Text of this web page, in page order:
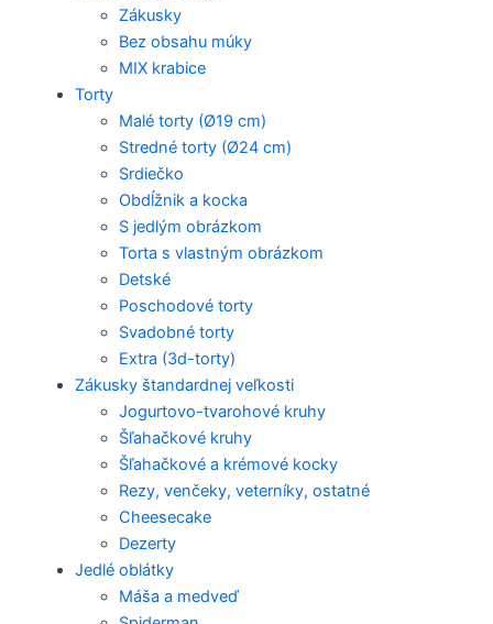
Zákusky
Bez obsahu múky
MIX krabice
Torty
Malé torty (Ø19 cm)
Stredné torty (Ø24 cm)
Srdiečko
Obdĺžnik a kocka
S jedlým obrázkom
Torta s vlastným obrázkom
Detské
Poschodové torty
Svadobné torty
Extra (3d-torty)
Zákusky štandardnej veľkosti
Jogurtovo-tvarohové kruhy
Šľahačkové kruhy
Šľahačkové a krémové kocky
Rezy, venčeky, veterníky, ostatné
Cheesecake
Dezerty
Jedlé oblátky
Máša a medveď